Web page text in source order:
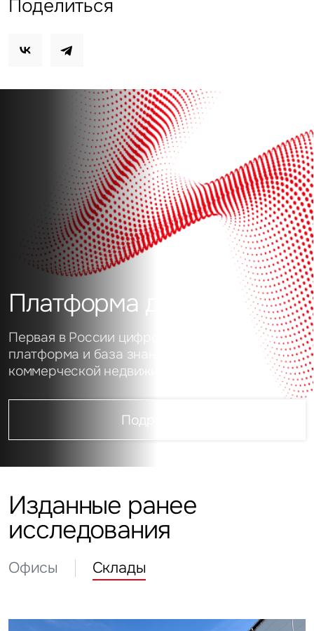
Поделиться
Платформа данных
Первая в России цифровая аналитическая
платформа и база знаний о рынке
коммерческой недвижимости
Подробнее
Изданные ранее
исследования
Офисы Склады